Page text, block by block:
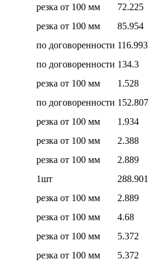
резка от 100 мм 72.225
резка от 100 мм 85.954
по договоренности 116.993
по договоренности 134.3
резка от 100 мм 1.528
по договоренности 152.807
резка от 100 мм 1.934
резка от 100 мм 2.388
резка от 100 мм 2.889
1шт 288.901
резка от 100 мм 2.889
резка от 100 мм 4.68
резка от 100 мм 5.372
резка от 100 мм 5.372